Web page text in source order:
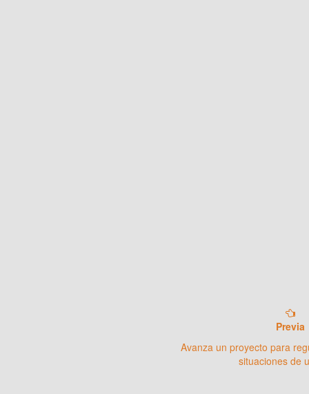
Previa
Avanza un proyecto para
situaciones de